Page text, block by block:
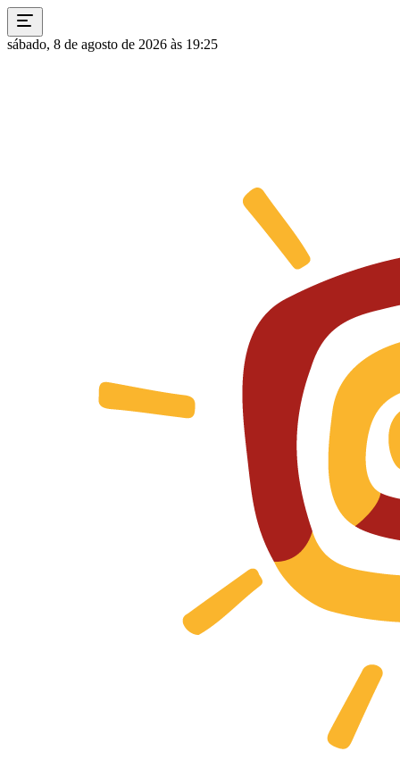
sábado, 8 de agosto de 2026 às 19:25